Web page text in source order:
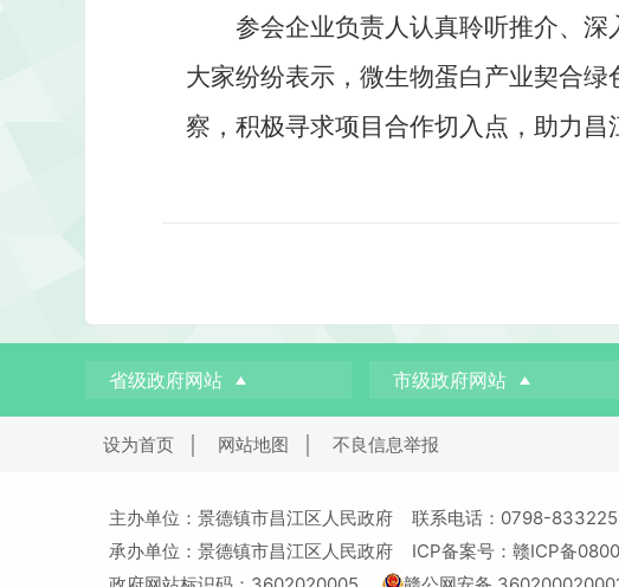
参会企业负责人认真聆听推介、深
大家纷纷表示，微生物蛋白产业契合
察，积极寻求项目合作切入点，助力昌
省级政府网站 市级政府网站
设为首页 网站地图 不良信息举报
主办单位：景德镇市昌江区人民政府 联系电话：0798-
承办单位：景德镇市昌江区人民政府 ICP备案号：赣ICP备